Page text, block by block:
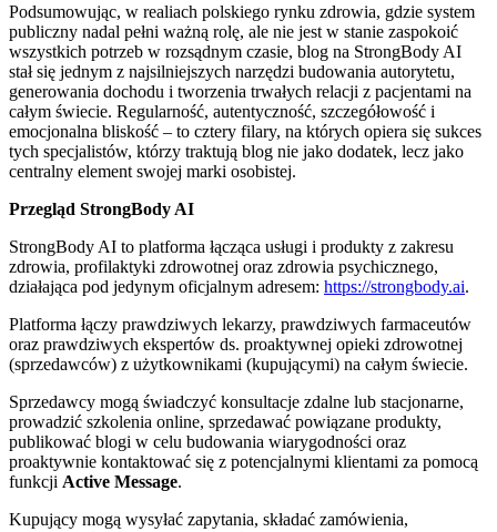
Podsumowując, w realiach polskiego rynku zdrowia, gdzie system
publiczny nadal pełni ważną rolę, ale nie jest w stanie zaspokoić
wszystkich potrzeb w rozsądnym czasie, blog na StrongBody AI
stał się jednym z najsilniejszych narzędzi budowania autorytetu,
generowania dochodu i tworzenia trwałych relacji z pacjentami na
całym świecie. Regularność, autentyczność, szczegółowość i
emocjonalna bliskość – to cztery filary, na których opiera się sukces
tych specjalistów, którzy traktują blog nie jako dodatek, lecz jako
centralny element swojej marki osobistej.
Przegląd StrongBody AI
StrongBody AI to platforma łącząca usługi i produkty z zakresu
zdrowia, profilaktyki zdrowotnej oraz zdrowia psychicznego,
działająca pod jedynym oficjalnym adresem: https://strongbody.ai.
Platforma łączy prawdziwych lekarzy, prawdziwych farmaceutów
oraz prawdziwych ekspertów ds. proaktywnej opieki zdrowotnej
(sprzedawców) z użytkownikami (kupującymi) na całym świecie.
Sprzedawcy mogą świadczyć konsultacje zdalne lub stacjonarne,
prowadzić szkolenia online, sprzedawać powiązane produkty,
publikować blogi w celu budowania wiarygodności oraz
proaktywnie kontaktować się z potencjalnymi klientami za pomocą
funkcji Active Message.
Kupujący mogą wysyłać zapytania, składać zamówienia,